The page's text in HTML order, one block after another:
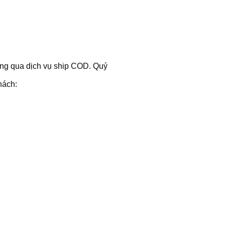
qua dịch vụ ship COD. Quý